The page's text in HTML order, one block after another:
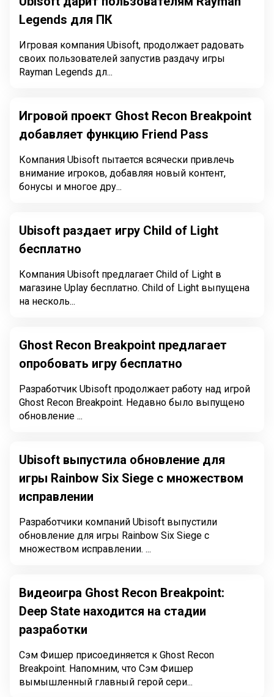
Legends для ПК
Игровая компания Ubisoft, продолжает радовать
своих пользователей запустив раздачу игры
Rayman Legends дл...
Игровой проект Ghost Recon Breakpoint
добавляет функцию Friend Pass
Компания Ubisoft пытается всячески привлечь
внимание игроков, добавляя новый контент,
бонусы и многое дру...
Ubisoft раздает игру Child of Light
бесплатно
Компания Ubisoft предлагает Child of Light в
магазине Uplay бесплатно. Child of Light выпущена
на несколь...
Ghost Recon Breakpoint предлагает
опробовать игру бесплатно
Разработчик Ubisoft продолжает работу над игрой
Ghost Recon Breakpoint. Недавно было выпущено
обновление ...
Ubisoft выпустила обновление для
игры Rainbow Six Siege с множеством
исправлении
Разработчики компаний Ubisoft выпустили
обновление для игры Rainbow Six Siege с
множеством исправлении. ...
Видеоигра Ghost Recon Breakpoint:
Deep State находится на стадии
разработки
Сэм Фишер присоединяется к Ghost Recon
Breakpoint. Напомним, что Сэм Фишер
вымышленный главный герой сери...